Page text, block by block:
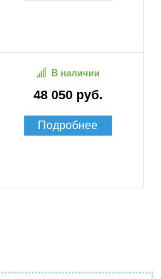
48 050 руб.
В наличии
Подробнее